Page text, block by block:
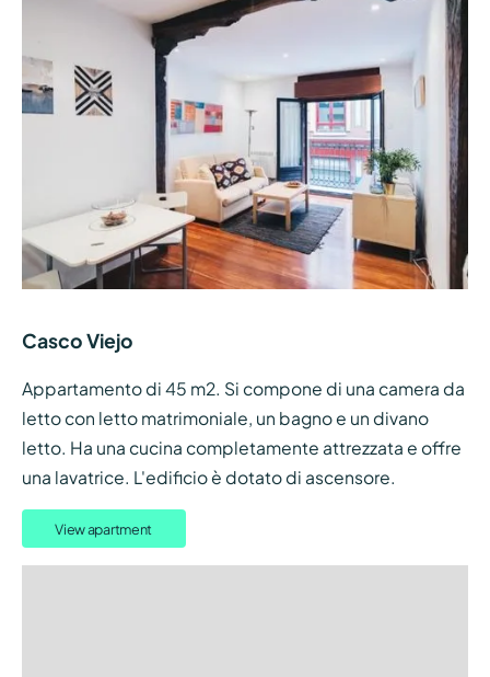
Casco Viejo
Appartamento di 45 m2. Si compone di una camera da
letto con letto matrimoniale, un bagno e un divano
letto. Ha una cucina completamente attrezzata e offre
una lavatrice. L'edificio è dotato di ascensore.
View apartment